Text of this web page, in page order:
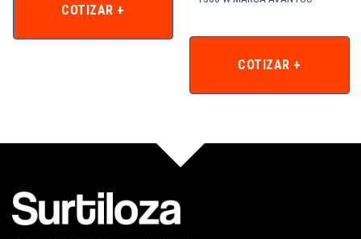
COTIZAR +
COTIZAR +